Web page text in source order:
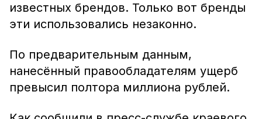
известных брендов. Только вот бренды
эти использовались незаконно.
По предварительным данным,
нанесённый правообладателям ущерб
превысил полтора миллиона рублей.